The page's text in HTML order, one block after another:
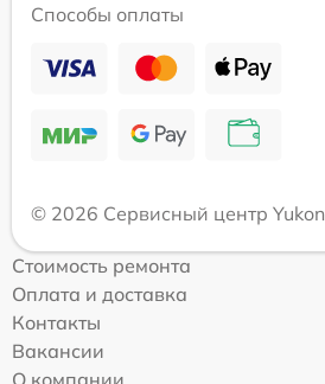
Способы оплаты
© 2026 Сервисный центр Yukon
Стоимость ремонта
Оплата и доставка
Контакты
Вакансии
О компании